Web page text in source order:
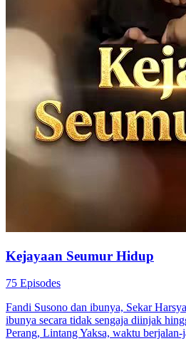
Kejayaan Seumur Hidup
75 Episodes
Fandi Susono dan ibunya, Sekar
ibunya secara tidak sengaja diinjak
Perang, Lintang Yaksa, waktu